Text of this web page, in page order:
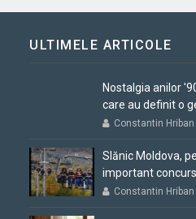
ULTIMELE ARTICOLE
Nostalgia anilor
care au definit o
Constantin Hriban
Slănic Moldova,
important
Constantin Hriban